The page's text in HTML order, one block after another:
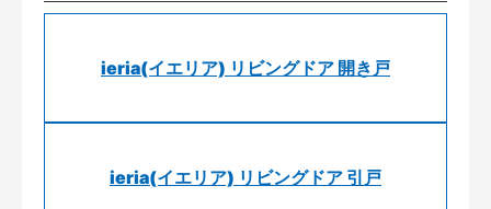
ieria(イエリア) リビングドア 開き戸
ieria(イエリア) リビングドア 引戸